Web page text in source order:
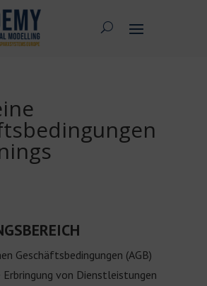
Geschäftsbedingungen (AGB)
von Dienstleistungen